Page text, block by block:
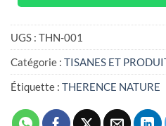
UGS : THN-001
Catégorie : TISANES ET
Étiquette : THERENCE NATURE